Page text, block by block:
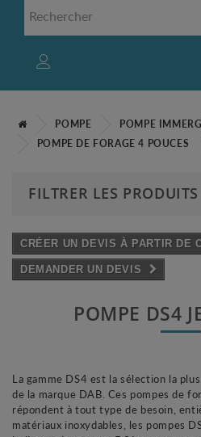
POMPE
POMPE
POMPE DE FORAGE 4 POUCES
FILTRER LES PRODUITS
CRÉER UN DEVIS À PARTIR DE
DEMANDER UN DEVIS
POMPE DS4
La gamme DS4 est la sélection la
de la marque DAB. Ces pompes de
répondent à tout type de besoin,
matériaux inoxydables, les pompes